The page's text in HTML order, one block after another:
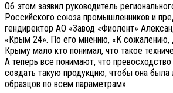
Об этом заявил руководитель
Российского союза промышленников и
гендиректор АО «Завод «Фиолент»
«Крым 24». По его мнению, «К сожалению,
Крыму мало кто понимал, что такое
А теперь все понимают, что
создать такую продукцию, чтобы она
образцов по всем параметрам».